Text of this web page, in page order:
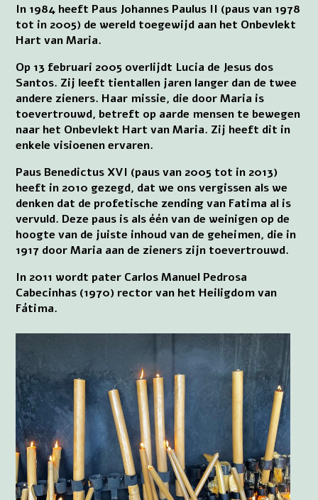
In 1984 heeft Paus Johannes Paulus II (paus van 1978
tot in 2005) de wereld toegewijd aan het Onbevlekt
Hart van Maria.
Op 13 februari 2005 overlijdt Lucia de Jesus dos
Santos. Zij leeft tientallen jaren langer dan de twee
andere zieners. Haar missie, die door Maria is
toevertrouwd, betreft op aarde mensen te bewegen
naar het Onbevlekt Hart van Maria. Zij heeft dit in
enkele visioenen ervaren.
Paus Benedictus XVI (paus van 2005 tot in 2013)
heeft in 2010 gezegd, dat we ons vergissen als we
denken dat de profetische zending van Fatima al is
vervuld. Deze paus is als één van de weinigen op de
hoogte van de juiste inhoud van de geheimen, die in
1917 door Maria aan de zieners zijn toevertrouwd.
In 2011 wordt pater Carlos Manuel Pedrosa
Cabecinhas (1970) rector van het Heiligdom van
Fátima.